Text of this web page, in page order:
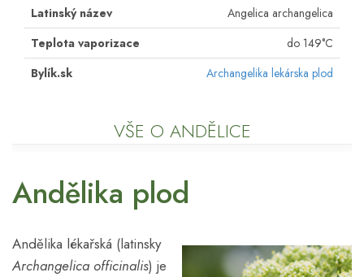
Latinský název
Angelica archangelica
Teplota vaporizace
do 149°C
Bylík.sk
Archangelika lekárska plod
VŠE O ANDĚLICE
Andělika plod
Andělika lékařská (latinsky
Archangelica officinalis) je